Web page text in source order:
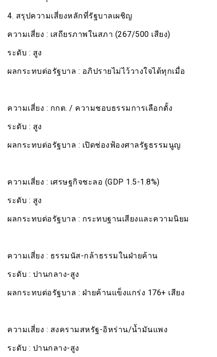
4. สรุปความเสี่ยงหลักที่รัฐบาลเผชิญ
ความเสี่ยง : เสถียรภาพในสภา (267/500 เสียง)
ระดับ :​ สูง
ผลกระทบต่อรัฐบาล :​ อภิปรายไม่ไว้วางใจได้ทุกเมื่อ
ความเสี่ยง ​: กกต. / ความชอบธรรมการเลือกตั้ง
ระดับ : สูง
ผลกระทบต่อรัฐบาล : เปิดช่องฟ้องศาลรัฐธรรมนูญ
ความเสี่ยง ​: เศรษฐกิจชะลอ (GDP 1.5-1.8%)
ระดับ : สูง
ผลกระทบต่อรัฐบาล : กระทบฐานเสียงและความนิยม
ความเสี่ยง ​: ธรรมนัส-กล้าธรรมในฝ่ายค้าน
ระดับ : ปานกลาง-สูง
ผลกระทบต่อรัฐบาล : ฝ่ายค้านแข็งแกร่ง 176+ เสียง
ความเสี่ยง ​: สงครามสหรัฐ-อิหร่าน/น้ำมันแพง
ระดับ : ปานกลาง-สูง